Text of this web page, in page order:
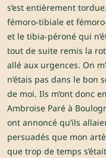
s’est entièrement
fémoro-tibiale et
et le tibia-péroné qui
tout de suite remis la
allé aux urgences. On
n’étais pas dans le bon
de moi. Ils m’ont donc
Ambroise Paré à
ont annoncé qu’ils
persuadés que mon
que trop de temps